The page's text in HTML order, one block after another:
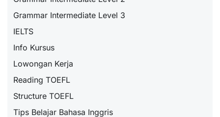
Grammar Intermediate Level 3
IELTS
Info Kursus
Lowongan Kerja
Reading TOEFL
Structure TOEFL
Tips Belajar Bahasa Inggris